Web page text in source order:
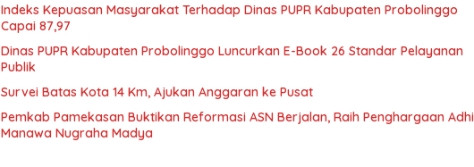
Indeks Kepuasan Masyarakat Terhadap Dinas PUPR Kabupaten Probolinggo
Capai 87,97
Dinas PUPR Kabupaten Probolinggo Luncurkan E-Book 26 Standar Pelayanan
Publik
Survei Batas Kota 14 Km, Ajukan Anggaran ke Pusat
Pemkab Pamekasan Buktikan Reformasi ASN Berjalan, Raih Penghargaan Adhi
Manawa Nugraha Madya